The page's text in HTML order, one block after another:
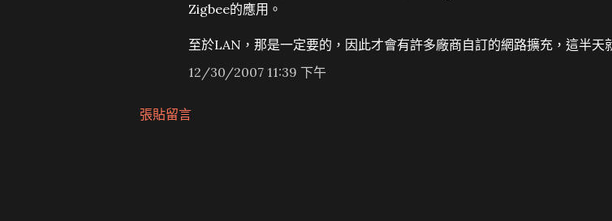
Zigbee的應用。
至於LAN，那是一定要的，因此才會有許多廠商自訂的網路擴充，這半天
12/30/2007 11:39 下午
張貼留言